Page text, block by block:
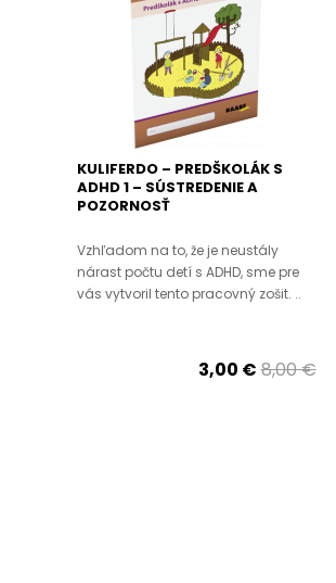
KULIFERDO – PREDŠKOLÁK S
ADHD 1 – SÚSTREDENIE A
POZORNOSŤ
Vzhľadom na to, že je neustály
nárast počtu detí s ADHD, sme pre
vás vytvoril tento pracovný zošit. ..
3,00 €8,00 €